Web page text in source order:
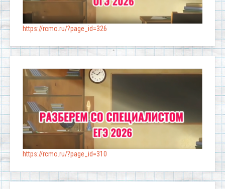
https://rcmo.ru/?page_id=326
https://rcmo.ru/?page_id=310